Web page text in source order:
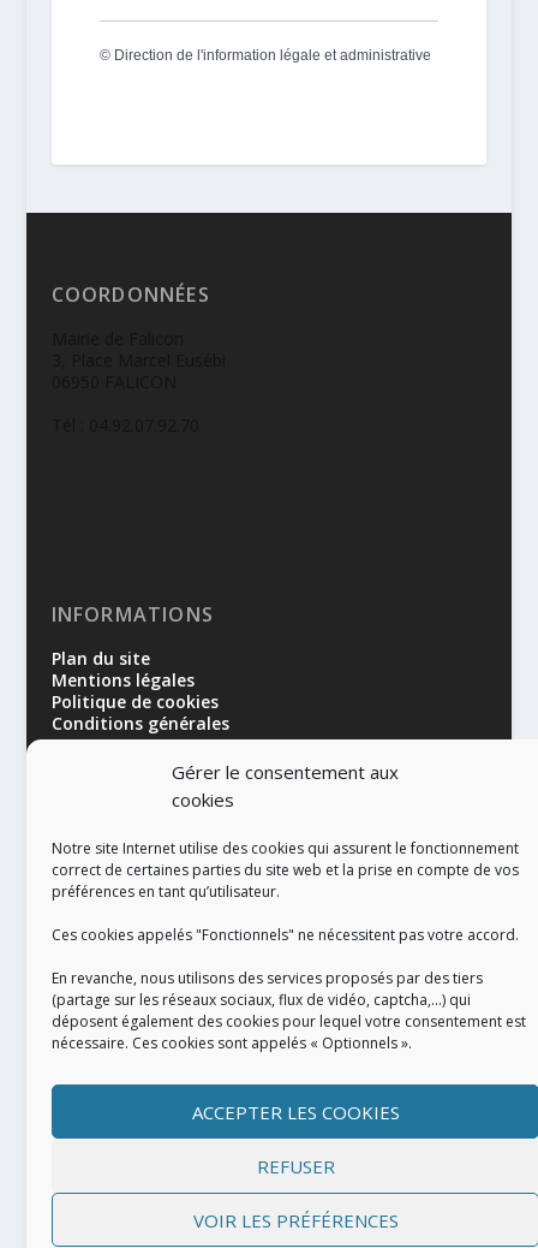
Gérer le consentement aux
cookies
Notre site Internet utilise des cookies qui assurent le fonctionnement
correct de certaines parties du site web et la prise en compte de vos
préférences en tant qu’utilisateur.
Ces cookies appelés "Fonctionnels" ne nécessitent pas votre accord.
En revanche, nous utilisons des services proposés par des tiers
(partage sur les réseaux sociaux, flux de vidéo, captcha,...) qui
déposent également des cookies pour lequel votre consentement est
nécessaire. Ces cookies sont appelés « Optionnels ».
ACCEPTER LES COOKIES
REFUSER
VOIR LES PRÉFÉRENCES
© Direction de l'information légale et administrative
COORDONNÉES
INFORMATIONS
Plan du site
Mentions légales
Politique de cookies
Conditions générales